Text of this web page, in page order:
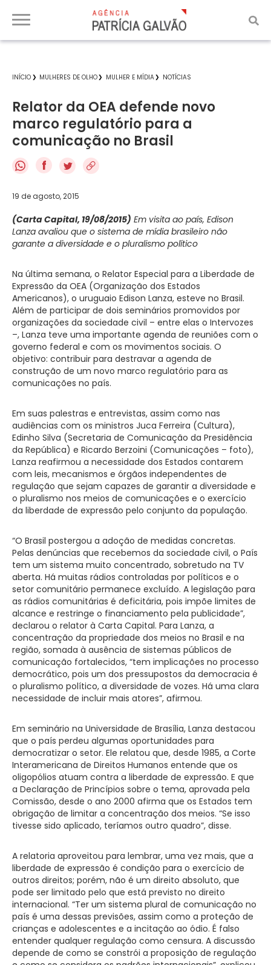
INÍCIO MULHERES DE OLHO MULHER E MÍDIA NOTÍCIAS
Relator da OEA defende novo
marco regulatório para a
comunicação no Brasil
f
19 de agosto, 2015
(Carta Capital, 19/08/2015) Em visita ao país, Edison
Lanza avaliou que o sistema de mídia brasileiro não
garante a diversidade e o pluralismo político
Na última semana, o Relator Especial para a Liberdade de
Expressão da OEA (Organização dos Estados
Americanos), o uruguaio Edison Lanza, esteve no Brasil.
Além de participar de dois seminários promovidos por
organizações da sociedade civil – entre elas o Intervozes
–, Lanza teve uma importante agenda de reuniões com o
governo federal e com os movimentos sociais. O
objetivo: contribuir para destravar a agenda de
construção de um novo marco regulatório para as
comunicações no país.
Em suas palestras e entrevistas, assim como nas
audiências com os ministros Juca Ferreira (Cultura),
Edinho Silva (Secretaria de Comunicação da Presidência
da República) e Ricardo Berzoini (Comunicações – foto),
Lanza reafirmou a necessidade dos Estados contarem
com leis, mecanismos e órgãos independentes de
regulação que sejam capazes de garantir a diversidade e
o pluralismo nos meios de comunicações e o exercício
da liberdade de expressão pelo conjunto da população.
“O Brasil postergou a adoção de medidas concretas.
Pelas denúncias que recebemos da sociedade civil, o País
tem um sistema muito concentrado, sobretudo na TV
aberta. Há muitas rádios controladas por políticos e o
setor comunitário permanece excluído. A legislação para
as rádios comunitárias é deficitária, pois impõe limites de
alcance e restringe o financiamento pela publicidade”,
declarou o relator à Carta Capital. Para Lanza, a
concentração da propriedade dos meios no Brasil e na
região, somada à ausência de sistemas públicos de
comunicação fortalecidos, “tem implicações no processo
democrático, pois um dos pressupostos da democracia é
o pluralismo político, a diversidade de vozes. Há uma clara
necessidade de incluir mais atores”, afirmou.
Em seminário na Universidade de Brasília, Lanza destacou
que o país perdeu algumas oportunidades para
democratizar o setor. Ele relatou que, desde 1985, a Corte
Interamericana de Direitos Humanos entende que os
oligopólios atuam contra a liberdade de expressão. E que
a Declaração de Princípios sobre o tema, aprovada pela
Comissão, desde o ano 2000 afirma que os Estados tem
obrigação de limitar a concentração dos meios. “Se isso
tivesse sido aplicado, teríamos outro quadro”, disse.
A relatoria aproveitou para lembrar, uma vez mais, que a
liberdade de expressão é condição para o exercício de
outros direitos; porém, não é um direito absoluto, que
pode ser limitado pelo que está previsto no direito
internacional. “Ter um sistema plural de comunicação no
país é uma dessas previsões, assim como a proteção de
crianças e adolescentes e a incitação ao ódio. É falso
entender qualquer regulação como censura. A discussão
depende de como se constrói a proposição de regulação